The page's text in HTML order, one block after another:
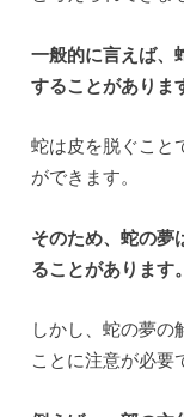
一般的に言えば、
することがありま
蛇は皮を脱ぐこと
ができます。
そのため、蛇の夢
ることがあります。
しかし、蛇の夢の
ことに注意が必要